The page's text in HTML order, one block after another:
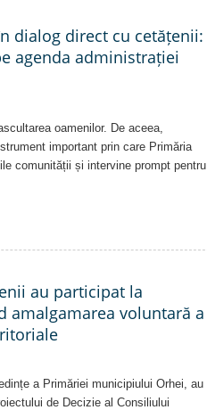
dialog direct cu cetățenii:
agenda administrației
oamenilor. De aceea,
important prin care Primăria
comunității și intervine prompt pentru
au participat la
amalgamarea voluntară a
a Primăriei municipiului Orhei, au
de Decizie al Consiliului